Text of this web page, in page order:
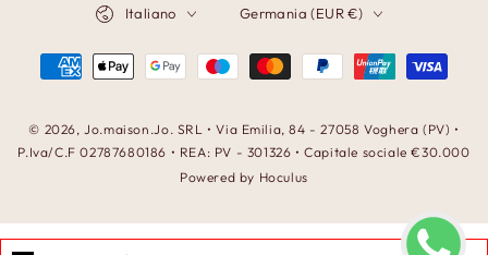
© 2026,Jo.maison.Jo. SRL • Via Emilia, 84 - 27058 Voghera (PV) •
P.Iva/C.F 02787680186 • REA: PV - 301326 • Capitale sociale €30.000
Powered by Hoculus
Italiano
geografica
Germania (EUR €)
Modalità
pagamento